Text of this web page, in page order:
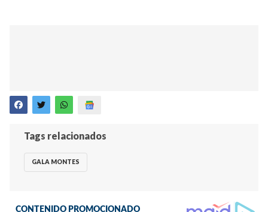
Tags relacionados
GALA MONTES